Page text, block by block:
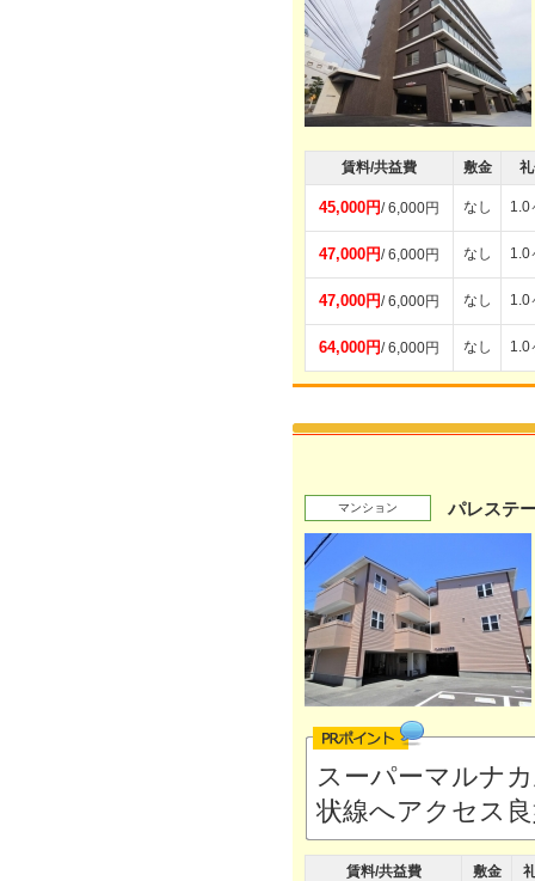
賃料/共益費 敷金
45,000円/ 6,000円 なし 1.0
47,000円/ 6,000円 なし 1.0
47,000円/ 6,000円 なし 1.0
64,000円/ 6,000円 なし 1.0
マンション パレステ
スーパーマルナ
状線へアクセス
賃料/共益費 敷金